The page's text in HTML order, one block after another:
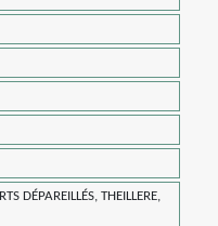
DÉPAREILLÉS, THEILLERE,